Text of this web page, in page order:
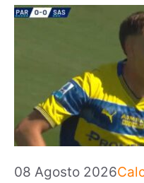
08 Agosto 2026